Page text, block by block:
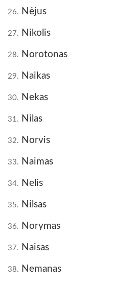
26. Nėjus
27. Nikolis
28. Norotonas
29. Naikas
30. Nekas
31. Nilas
32. Norvis
33. Naimas
34. Nelis
35. Nilsas
36. Norymas
37. Naisas
38. Nemanas